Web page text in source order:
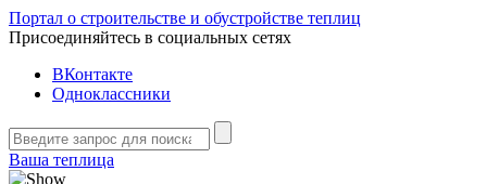
Портал о строительстве и обустройстве теплиц
Присоединяйтесь в социальных сетях
ВКонтакте
Одноклассники
Ваша теплица